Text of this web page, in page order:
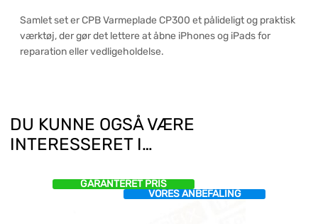
Samlet set er CPB Varmeplade CP300 et pålideligt og praktisk
værktøj, der gør det lettere at åbne iPhones og iPads for
reparation eller vedligeholdelse.
DU KUNNE OGSÅ VÆRE
INTERESSERET I…
GARANTERET PRIS
VORES ANBEFALING